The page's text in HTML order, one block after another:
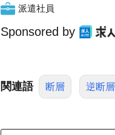
派遣社員
Sponsored by
関連語 断層 逆断層